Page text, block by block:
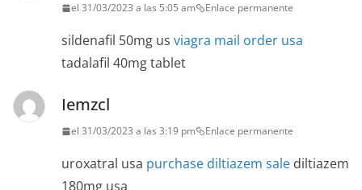
el 31/03/2023 a las 5:05 am Enlace permanente
sildenafil 50mg us viagra mail order usa
tadalafil 40mg tablet
Iemzcl
el 31/03/2023 a las 3:19 pm Enlace permanente
uroxatral usa purchase diltiazem sale diltiazem
180mg usa